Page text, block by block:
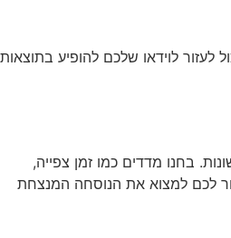
לעזור לוידאו שלכם להופיע בתוצאות
בחנו מדדים כמו זמן צפייה,
לכם למצוא את הנוסחה המנצחת